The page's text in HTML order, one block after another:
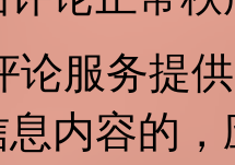
论服务提
内容的